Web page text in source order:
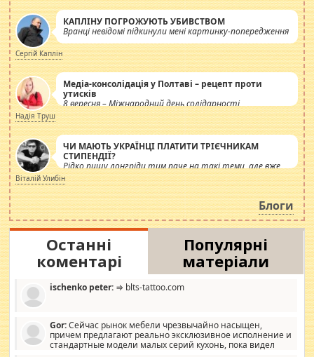
КАПЛІНУ ПОГРОЖУЮТЬ УБИВСТВОМ
Вранці невідомі підкинули мені картинку-попередження
Сергій Каплін
Медіа-консолідація у Полтаві – рецепт проти
утисків
8 вересня – Міжнародний день солідарності
журналістів.
Надія Труш
ЧИ МАЮТЬ УКРАЇНЦІ ПЛАТИТИ ТРІЄЧНИКАМ
СТИПЕНДІЇ?
Рідко пишу лонгріди тим паче на такі теми, але вже
просто дістало! Обурюють сьогоднішні інсенуації
навколо стипендіального питання. Штучно
роздувається ще одна соціальна катастрофа.
Віталій Улибін
Блоги
Останні
коментарі
Популярні
матеріали
ischenko peter: ⇒ blts-tattoo.com
Gor:Сейчас рынок мебели чрезвычайно насыщен,
причем предлагают реально эксклюзивное исполнение и
стандартные модели малых серий кухонь, пока видел